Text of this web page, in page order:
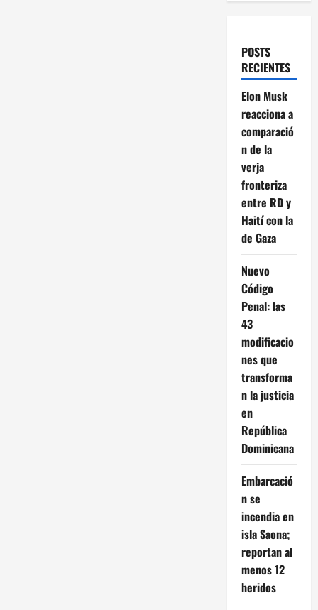
POSTS
RECIENTES
Elon Musk
reacciona a
comparació
n de la
verja
fronteriza
entre RD y
Haití con la
de Gaza
Nuevo
Código
Penal: las
43
modificacio
nes que
transforma
n la justicia
en
República
Dominicana
Embarcació
n se
incendia en
isla Saona;
reportan al
menos 12
heridos